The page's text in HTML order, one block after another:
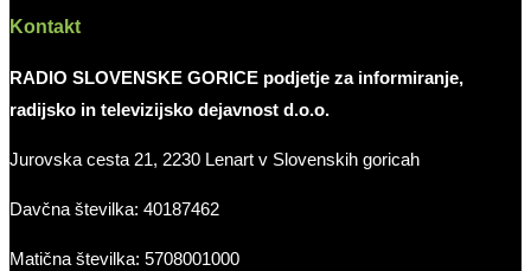
Kontakt
RADIO SLOVENSKE GORICE podjetje za informiranje,
radijsko in televizijsko dejavnost d.o.o.
Jurovska cesta 21, 2230 Lenart v Slovenskih goricah
Davčna številka: 40187462
Matična številka: 5708001000